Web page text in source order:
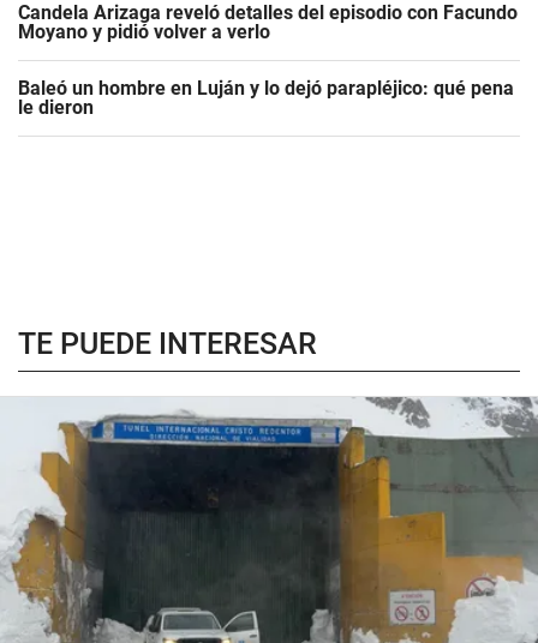
Candela Arizaga reveló detalles del episodio con Facundo
Moyano y pidió volver a verlo
Baleó un hombre en Luján y lo dejó parapléjico: qué pena
le dieron
TE PUEDE INTERESAR